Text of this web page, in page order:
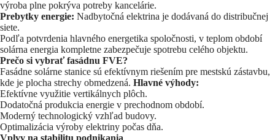
výroba plne pokrýva potreby kancelárie.
Prebytky energie: Nadbytočná elektrina je dodávaná do distribučnej
siete.
Podľa potvrdenia hlavného energetika spoločnosti, v teplom období
solárna energia kompletne zabezpečuje spotrebu celého objektu.
Prečo si vybrať fasádnu FVE?
Fasádne solárne stanice sú efektívnym riešením pre mestskú zástavbu,
kde je plocha strechy obmedzená. Hlavné výhody:
Efektívne využitie vertikálnych plôch.
Dodatočná produkcia energie v prechodnom období.
Moderný technologický vzhľad budovy.
Optimalizácia výroby elektriny počas dňa.